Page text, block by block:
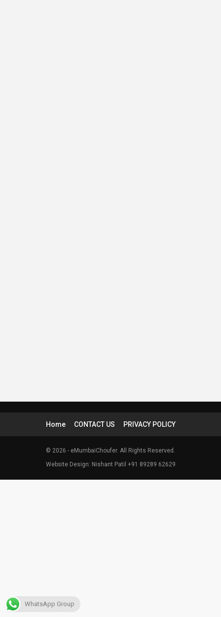
Home CONTACT US PRIVACY POLICY
© 2026 - eMumbaiChoufer. All Rights Reserved.
Website Design: Nishant Patil +91 89289 62629
WhatsApp Group